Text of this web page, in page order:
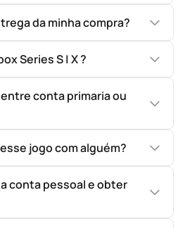
da minha compra?
Series S | X ?
conta primaria ou
jogo com alguém?
conta pessoal e obter